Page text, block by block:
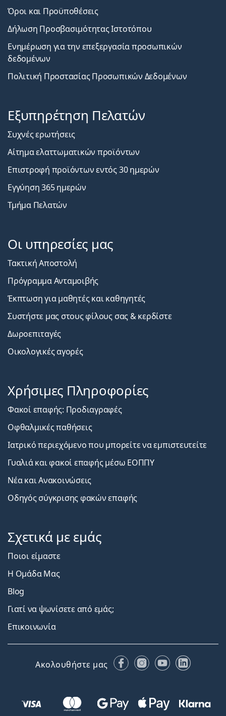
Όροι και Προϋποθέσεις
Δήλωση Προσβασιμότητας Ιστοτόπου
Ενημέρωση για την επεξεργασία προσωπικών
δεδομένων
Πολιτική Προστασίας Προσωπικών Δεδομένων
Εξυπηρέτηση Πελατών
Συχνές ερωτήσεις
Αίτημα ελαττωματικών προϊόντων
Επιστροφή προϊόντων εντός 30 ημερών
Εγγύηση 365 ημερών
Τμήμα Πελατών
Οι υπηρεσίες μας
Τακτική Αποστολή
Πρόγραμμα Ανταμοιβής
Έκπτωση για μαθητές και καθηγητές
Συστήστε μας στους φίλους σας & κερδίστε
Δωροεπιταγές
Οικολογικές αγορές
Χρήσιμες Πληροφορίες
Φακοί επαφής: Προδιαγραφές
Οφθαλμικές παθήσεις
Ιατρικό περιεχόμενο που μπορείτε να εμπιστευτείτε
Γυαλιά και φακοί επαφής μέσω ΕΟΠΠΥ
Νέα και Ανακοινώσεις
Οδηγός σύγκρισης φακών επαφής
Σχετικά με εμάς
Ποιοι είμαστε
Η Ομάδα Μας
Blog
Γιατί να ψωνίσετε από εμάς;
Επικοινωνία
Ακολουθήστε μας FacebookInstagram
YouTubeLinkedIn